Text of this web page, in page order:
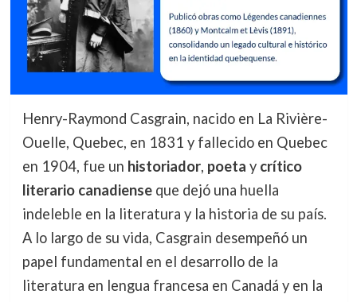
Henry-Raymond Casgrain, nacido en La Rivière-
Ouelle, Quebec, en 1831 y fallecido en Quebec
en 1904, fue un historiador, poeta y crítico
literario canadienseque dejó una huella
indeleble en la literatura y la historia de su país.
A lo largo de su vida, Casgrain desempeñó un
papel fundamental en el desarrollo de la
literatura en lengua francesa en Canadá y en la